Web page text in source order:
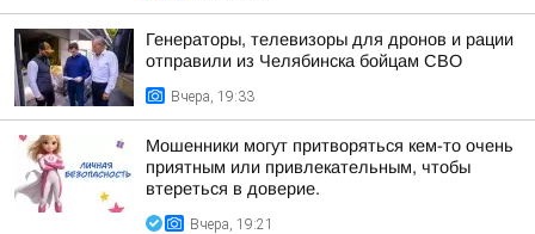
Генераторы, телевизоры для дронов и рации
отправили из Челябинска бойцам СВО
Вчера, 19:33
Мошенники могут притворяться кем-то очень
приятным или привлекательным, чтобы
втереться в доверие.
Вчера, 19:21